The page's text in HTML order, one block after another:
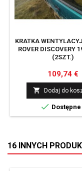
KRATKA
ROVER DISCOVERY
(2SZT.)
Cena
109,74 €
 Dodaj do
 Dostępne
16 INNYCH